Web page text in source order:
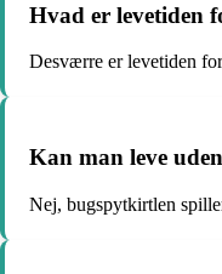
Hvad er levetiden
Desværre er levetiden
Kan man leve
Nej, bugspytkirtlen